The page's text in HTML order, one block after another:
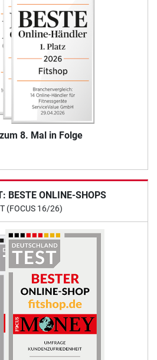
8. Mal in Folge
BESTE ONLINE-SHOPS
(FOCUS 16/26)